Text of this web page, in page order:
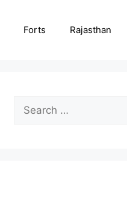
Forts Rajasthan
Search
for: